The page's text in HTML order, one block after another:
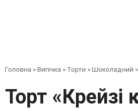
Головна »Випічка » Торти »Шоколадний »
Торт «Крейзі